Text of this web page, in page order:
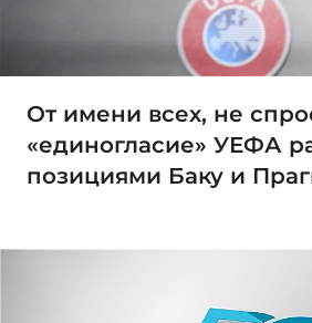
От имени всех, не
«единогласие» УЕФА
позициями Баку и